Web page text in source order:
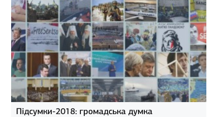
Підсумки-2018: громадська думка